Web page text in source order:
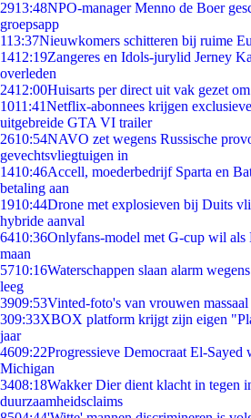
2913:48NPO-manager Menno de Boer
groepsapp
113:37Nieuwkomers schitteren bij ruime
1412:19Zangeres en Idols-jurylid Jerney
overleden
2412:00Huisarts per direct uit vak gezet
1011:41Netflix-abonnees krijgen
uitgebreide GTA VI trailer
2610:54NAVO zet wegens Russische
gevechtsvliegtuigen in
1410:46Accell, moederbedrijf Sparta en
betaling aan
1910:44Drone met explosieven bij Duits
hybride aanval
6410:36Onlyfans-model met G-cup wil als
maan
5710:16Waterschappen slaan alarm
leeg
3909:53Vinted-foto's van vrouwen massaal
309:33XBOX platform krijgt zijn eigen
jaar
4609:22Progressieve Democraat El-
Michigan
3408:18Wakker Dier dient klacht in tegen
duurzaamheidsclaims